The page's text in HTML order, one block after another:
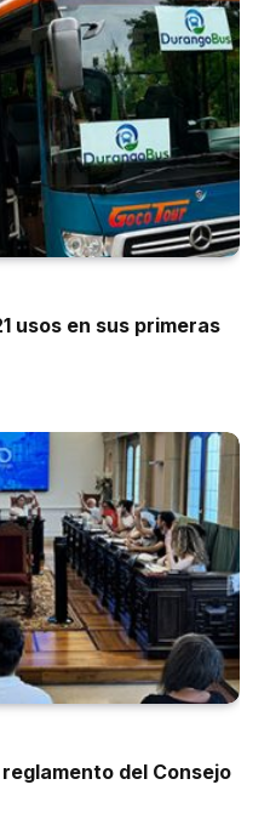
usos en sus primeras
del Consejo